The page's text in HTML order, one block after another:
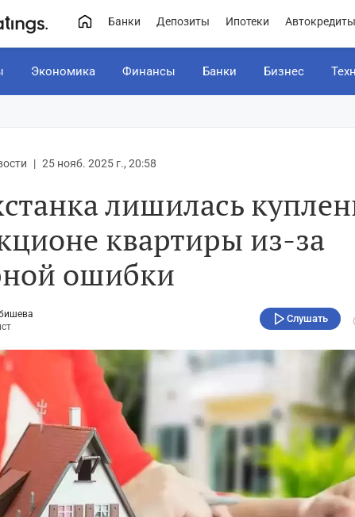
Банки Депозиты Ипотеки Автокредиты
Экономика Финансы Банки Бизнес
25 нояб. 2025 г., 20:58
лишилась
квартиры из-за
ошибки
Слушать